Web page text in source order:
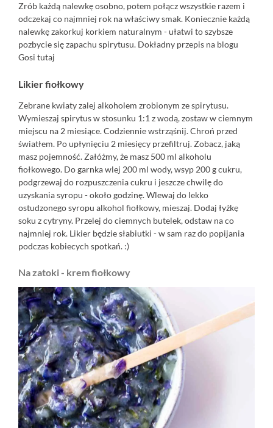
Zrób każdą nalewkę osobno, potem połącz wszystkie razem i
odczekaj co najmniej rok na właściwy smak. Koniecznie każdą
nalewkę zakorkuj korkiem naturalnym - ułatwi to szybsze
pozbycie się zapachu spirytusu. Dokładny przepis na blogu
Gosi tutaj
Likier fiołkowy
Zebrane kwiaty zalej alkoholem zrobionym ze spirytusu.
Wymieszaj spirytus w stosunku 1:1 z wodą, zostaw w ciemnym
miejscu na 2 miesiące. Codziennie wstrząśnij. Chroń przed
światłem. Po upłynięciu 2 miesięcy przefiltruj. Zobacz, jaką
masz pojemność. Załóżmy, że masz 500 ml alkoholu
fiołkowego. Do garnka wlej 200 ml wody, wsyp 200 g cukru,
podgrzewaj do rozpuszczenia cukru i jeszcze chwilę do
uzyskania syropu - około godzinę. Wlewaj do lekko
ostudzonego syropu alkohol fiołkowy, mieszaj. Dodaj łyżkę
soku z cytryny. Przelej do ciemnych butelek, odstaw na co
najmniej rok. Likier będzie słabiutki - w sam raz do popijania
podczas kobiecych spotkań. :)
Na zatoki - krem fiołkowy